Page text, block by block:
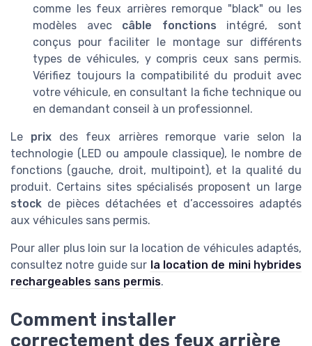
comme les feux arrières remorque "black" ou les
modèles avec câble fonctions intégré, sont
conçus pour faciliter le montage sur différents
types de véhicules, y compris ceux sans permis.
Vérifiez toujours la compatibilité du produit avec
votre véhicule, en consultant la fiche technique ou
en demandant conseil à un professionnel.
Le prixdes feux arrières remorque varie selon la
technologie (LED ou ampoule classique), le nombre de
fonctions (gauche, droit, multipoint), et la qualité du
produit. Certains sites spécialisés proposent un large
stock de pièces détachées et d’accessoires adaptés
aux véhicules sans permis.
Pour aller plus loin sur la location de véhicules adaptés,
consultez notre guide sur la location de mini hybrides
rechargeables sans permis.
Comment installer
correctement des feux arrière